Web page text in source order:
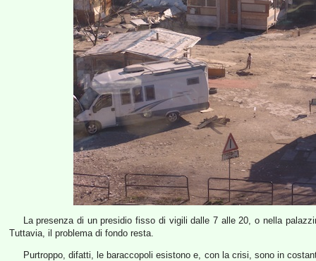
La presenza di un presidio fisso di vigili dalle 7 alle 20, o nella
Tuttavia, il problema di fondo resta.
Purtroppo, difatti, le baraccopoli esistono e, con la crisi, sono in